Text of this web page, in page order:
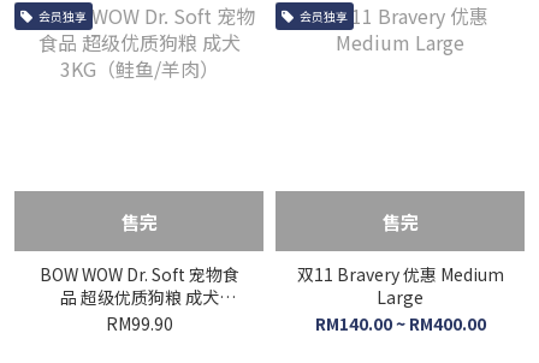
会员独享
售完
BOW WOW Dr. Soft 宠物食
品 超级优质狗粮 成犬
3KG（鲑鱼/羊肉）
RM99.90
会员独享
售完
双11 Bravery 优惠 Medium
Large
RM140.00 ~ RM400.00